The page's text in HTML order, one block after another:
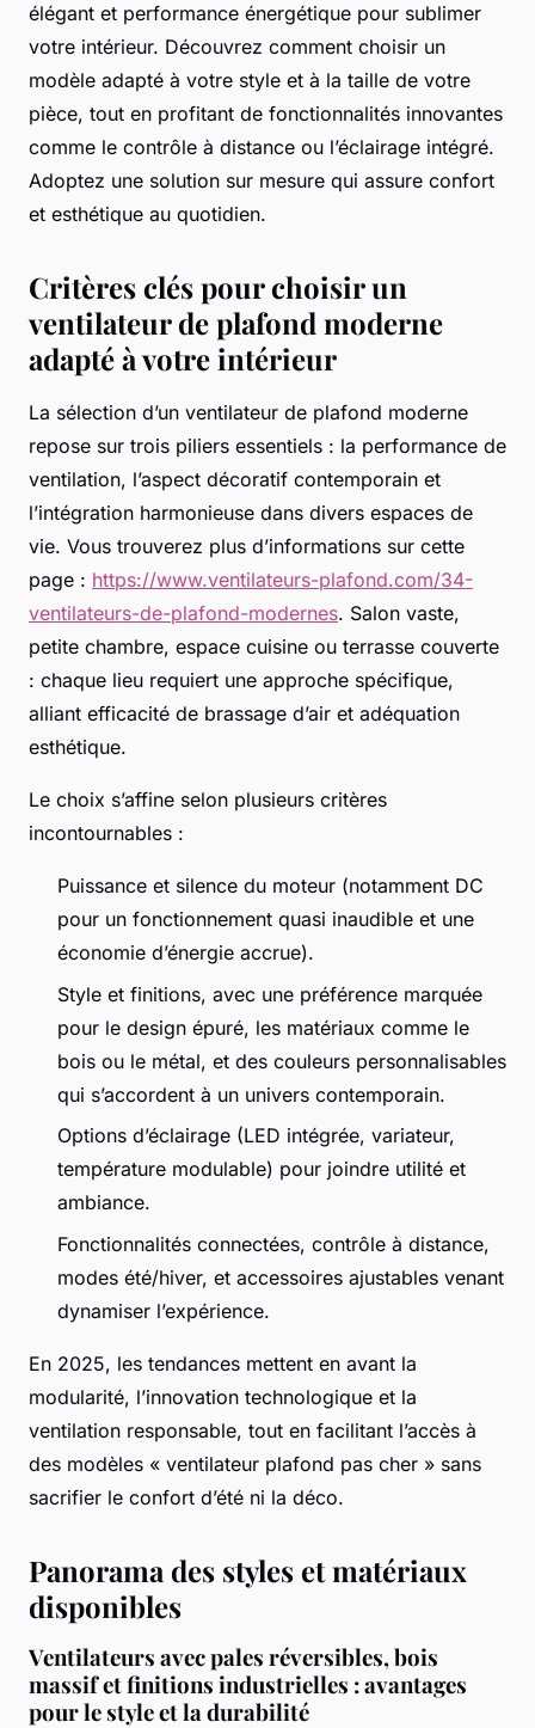
élégant et performance énergétique pour sublimer
votre intérieur. Découvrez comment choisir un
modèle adapté à votre style et à la taille de votre
pièce, tout en profitant de fonctionnalités innovantes
comme le contrôle à distance ou l’éclairage intégré.
Adoptez une solution sur mesure qui assure confort
et esthétique au quotidien.
Critères clés pour choisir un
ventilateur de plafond moderne
adapté à votre intérieur
La sélection d’un ventilateur de plafond moderne
repose sur trois piliers essentiels : la performance de
ventilation, l’aspect décoratif contemporain et
l’intégration harmonieuse dans divers espaces de
vie. Vous trouverez plus d’informations sur cette
page : https://www.ventilateurs-plafond.com/34-
ventilateurs-de-plafond-modernes. Salon vaste,
petite chambre, espace cuisine ou terrasse couverte
: chaque lieu requiert une approche spécifique,
alliant efficacité de brassage d’air et adéquation
esthétique.
Le choix s’affine selon plusieurs critères
incontournables :
Puissance et silence du moteur (notamment DC
pour un fonctionnement quasi inaudible et une
économie d’énergie accrue).
Style et finitions, avec une préférence marquée
pour le design épuré, les matériaux comme le
bois ou le métal, et des couleurs personnalisables
qui s’accordent à un univers contemporain.
Options d’éclairage (LED intégrée, variateur,
température modulable) pour joindre utilité et
ambiance.
Fonctionnalités connectées, contrôle à distance,
modes été/hiver, et accessoires ajustables venant
dynamiser l’expérience.
En 2025, les tendances mettent en avant la
modularité, l’innovation technologique et la
ventilation responsable, tout en facilitant l’accès à
des modèles « ventilateur plafond pas cher » sans
sacrifier le confort d’été ni la déco.
Panorama des styles et matériaux
disponibles
Ventilateurs avec pales réversibles, bois
massif et finitions industrielles : avantages
pour le style et la durabilité